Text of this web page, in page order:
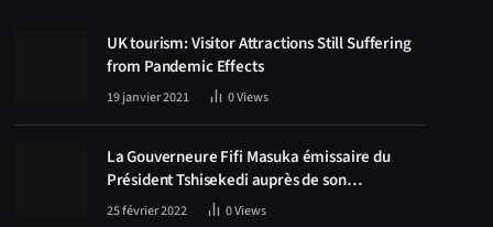
UK tourism: Visitor Attractions Still Suffering
from Pandemic Effects
19 janvier 2021 0Views
La Gouverneure Fifi Masuka émissaire du
Président Tshisekedi auprès de son
homologue Zambien Hichilema, la
25 février 2022 0Views